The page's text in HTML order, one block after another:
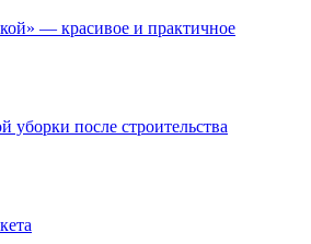
— красивое и практичное
после строительства